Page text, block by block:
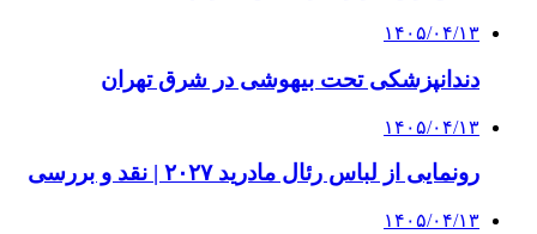
۱۴۰۵/۰۴/۱۳
دندانپزشکی تحت بیهوشی در شرق تهران
۱۴۰۵/۰۴/۱۳
رونمایی از لباس رئال مادرید ۲۰۲۷ | نقد و بررسی
۱۴۰۵/۰۴/۱۳